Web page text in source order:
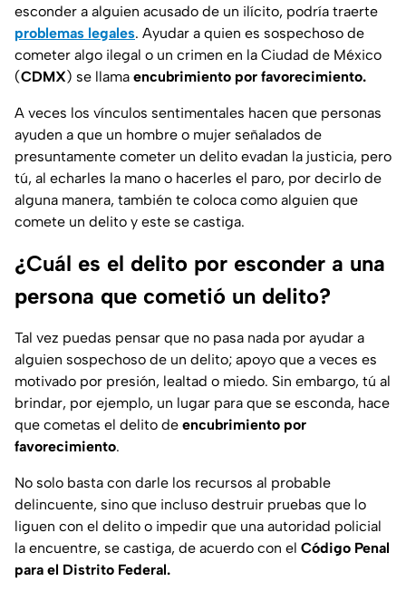
esconder a alguien acusado de un ilícito, podría traerte
problemas legales. Ayudar a quien es sospechoso de
cometer algo ilegal o un crimen en la Ciudad de México
(CDMX) se llama encubrimiento por favorecimiento.
A veces los vínculos sentimentales hacen que personas
ayuden a que un hombre o mujer señalados de
presuntamente cometer un delito evadan la justicia, pero
tú, al echarles la mano o hacerles el paro, por decirlo de
alguna manera, también te coloca como alguien que
comete un delito y este se castiga.
¿Cuál es el delito por esconder a una
persona que cometió un delito?
Tal vez puedas pensar que no pasa nada por ayudar a
alguien sospechoso de un delito; apoyo que a veces es
motivado por presión, lealtad o miedo. Sin embargo, tú al
brindar, por ejemplo, un lugar para que se esconda, hace
que cometas el delito de encubrimiento por
favorecimiento.
No solo basta con darle los recursos al probable
delincuente, sino que incluso destruir pruebas que lo
liguen con el delito o impedir que una autoridad policial
la encuentre, se castiga, de acuerdo con el Código Penal
para el Distrito Federal.